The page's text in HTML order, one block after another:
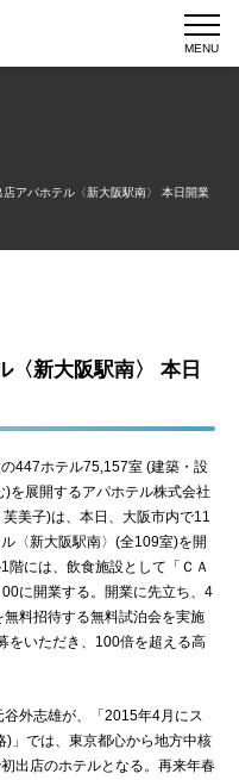
MENU
アパホテル〈新大阪駅南〉 本日開業
〈新大阪駅南〉 本日
447ホテル75,157室 (建築・設
を展開するアパホテル株式会社
美子)は、本日、大阪市内で11
〈新大阪駅南〉(全109室)を開
階には、飲食施設として「ＣＡ
に開業する。開業に先立ち、4
料招待する無料試泊会を実施
をいただき、100倍を超える高
外志雄が、「2015年4月にス
」では、東京都心から地方中核
出店のホテルとなる。再来年春